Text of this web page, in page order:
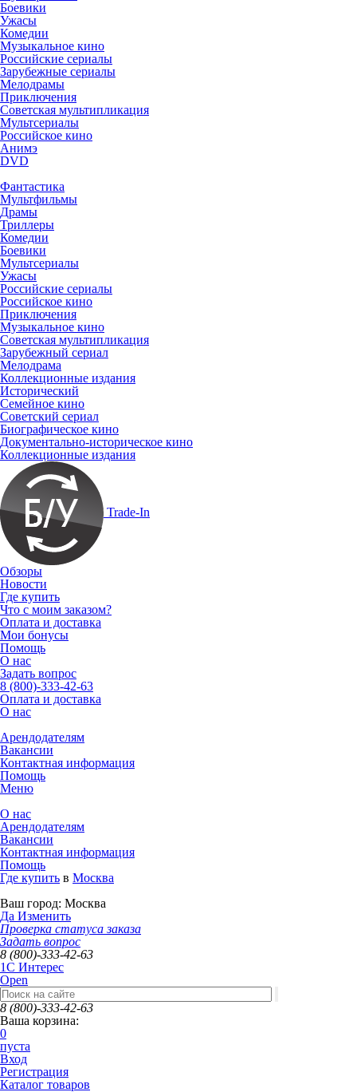
Боевики
Ужасы
Комедии
Музыкальное кино
Российские сериалы
Зарубежные сериалы
Мелодрамы
Приключения
Советская мультипликация
Мультсериалы
Российское кино
Анимэ
DVD
Фантастика
Мультфильмы
Драмы
Триллеры
Комедии
Боевики
Мультсериалы
Ужасы
Российские сериалы
Российское кино
Приключения
Музыкальное кино
Советская мультипликация
Зарубежный сериал
Мелодрама
Коллекционные издания
Исторический
Семейное кино
Советский сериал
Биографическое кино
Документально-историческое кино
Коллекционные издания
Trade-In
Обзоры
Новости
Где купить
Что с моим заказом?
Оплата и доставка
Мои бонусы
Помощь
О нас
Задать вопрос
8 (800)-333-42-63
Оплата и доставка
О нас
Арендодателям
Вакансии
Контактная информация
Помощь
Меню
О нас
Арендодателям
Вакансии
Контактная информация
Помощь
Где купить в Москва
Ваш город: Москва
Да Изменить
Проверка статуса заказа
Задать вопрос
8 (800)-333-42-63
1C Интерес
Open
8 (800)-333-42-63
Ваша корзина:
0
пуста
Вход
Регистрация
Каталог товаров